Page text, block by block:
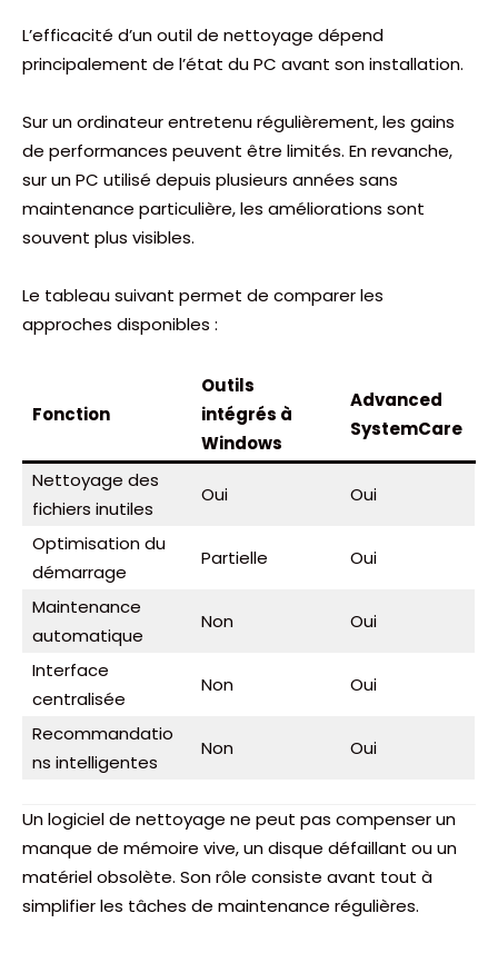
L’efficacité d’un outil de nettoyage dépend
principalement de l’état du PC avant son installation.
Sur un ordinateur entretenu régulièrement, les gains
de performances peuvent être limités. En revanche,
sur un PC utilisé depuis plusieurs années sans
maintenance particulière, les améliorations sont
souvent plus visibles.
Le tableau suivant permet de comparer les
approches disponibles :
Fonction
Outils
intégrés à
Windows
Advanced
SystemCare
Nettoyage des
fichiers inutiles
Oui Oui
Optimisation du
démarrage
Partielle Oui
Maintenance
automatique
Non Oui
Interface
centralisée
Non Oui
Recommandatio
ns intelligentes
Non Oui
Un logiciel de nettoyage ne peut pas compenser un
manque de mémoire vive, un disque défaillant ou un
matériel obsolète. Son rôle consiste avant tout à
simplifier les tâches de maintenance régulières.